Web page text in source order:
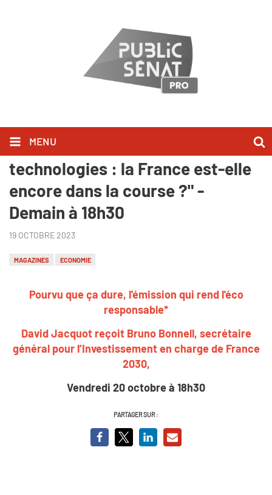
MENU
"Pourvu que ça dure ! - Nouvelles
technologies : la France est-elle
encore dans la course ?" -
Demain à 18h30
19 OCTOBRE 2023
MAGAZINES ECONOMIE
Pourvu que ça dure, l'émission qui rend l'éco
responsable*
David Jacquot reçoit Bruno Bonnell, secrétaire
général pour l’Investissement en charge de France
2030,
Vendredi 20 octobre à 18h30
PARTAGER SUR :